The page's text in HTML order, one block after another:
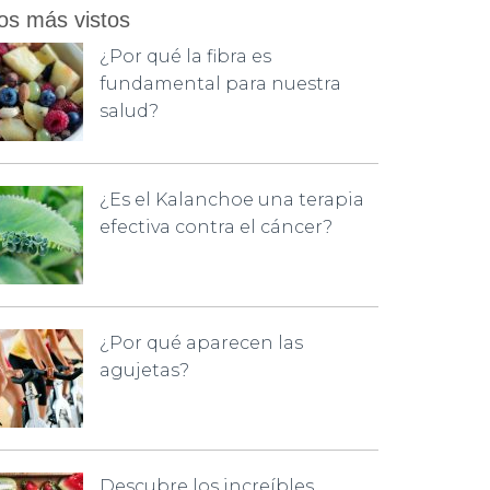
más vistos
¿Por qué la fibra es
fundamental para nuestra
salud?
¿Es el Kalanchoe una terapia
efectiva contra el cáncer?
¿Por qué aparecen las
agujetas?